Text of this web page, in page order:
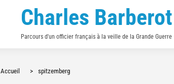
Charles Barberot
Parcours d'un officier français à la veille de la Grande Guerre
Accueil > spitzemberg